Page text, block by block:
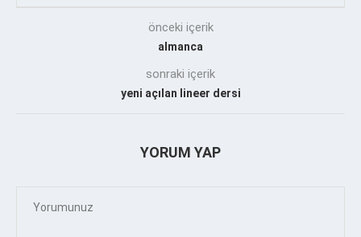
önceki içerik
almanca
sonraki içerik
yeni açılan lineer dersi
YORUM YAP